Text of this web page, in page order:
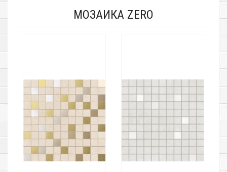
МОЗАИКА ZERO